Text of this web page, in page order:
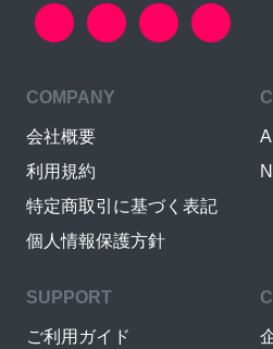
COMPANY
会社概要
利用規約
特定商取引に基づく表記
個人情報保護方針
SUPPORT
ご利用ガイド